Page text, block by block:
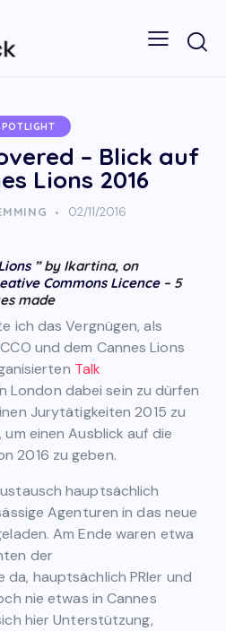
– Blick auf
Lions 2016
02/11/2016
” by Ikartina, on
Commons Licence– 5
made
ich das Vergnügen, als
und dem Cannes Lions
Talk
London dabei sein zu dürfen
Jurytätigkeiten 2015 zu
einen Ausblick auf die
2016 zu geben.
hauptsächlich
Agenturen in das neue
Am Ende waren etwa
der
da, hauptsächlich PRler und
nie etwas in Cannes
hier Unterstützung,